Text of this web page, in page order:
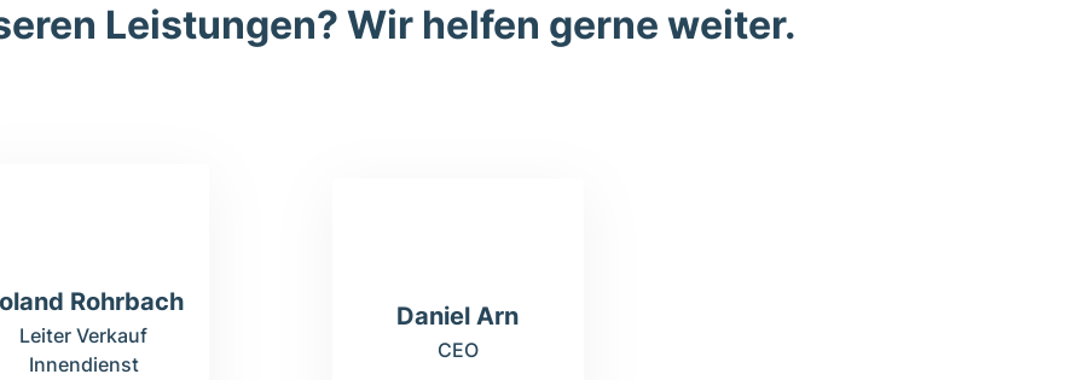
Leistungen? Wir helfen gerne weiter.
Rohrbach
Leiter Verkauf
Innendienst
Daniel Arn
CEO